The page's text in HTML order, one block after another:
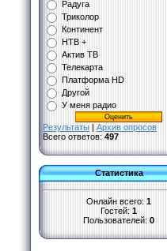
Радуга
Триколор
Континент
НТВ +
Актив ТВ
Телекарта
Платформа HD
Другой
У меня радио
Результаты | Архив опросов
Всего ответов: 497
Статистика
Онлайн всего: 1
Гостей: 1
Пользователей: 0